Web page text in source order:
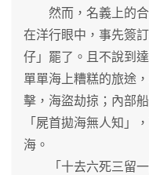
然而，名義上的合
在洋行眼中，事先簽
仔」罷了。且不說到
單單海上糟糕的旅途
擊，海盜劫掠；內部
「屍首拋海無人知」
海。
「十去六死三留一